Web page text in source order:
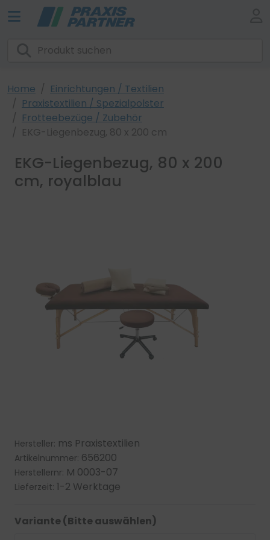
Home
Einrichtungen / Textilien
Praxistextilien / Spezialpolster
Frotteebezüge / Zubehör
EKG-Liegenbezug, 80 x 200 cm
EKG-Liegenbezug, 80 x 200
cm, royalblau
Hersteller: ms Praxistextilien
Artikelnummer: 656200
Herstellernr: M 0003-07
Lieferzeit: 1-2 Werktage
Variante (Bitte auswählen)